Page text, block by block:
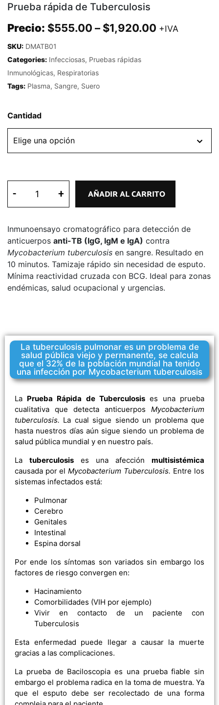
Prueba rápida de Tuberculosis
Precio: $555.00 – $1,920.00 +IVA
SKU: DMATB01
Categories: Infecciosas, Pruebas rápidas
Inmunológicas, Respiratorias
Tags: Plasma, Sangre, Suero
Cantidad
- + AÑADIR AL CARRITO
Inmunoensayo cromatográfico para detección de
anticuerpos anti-TB (IgG, IgM e IgA) contra
Mycobacterium tuberculosis en sangre. Resultado en
10 minutos. Tamizaje rápido sin necesidad de esputo.
Mínima reactividad cruzada con BCG. Ideal para zonas
endémicas, salud ocupacional y urgencias.
La tuberculosis pulmonar es un problema de
salud pública viejo y permanente, se calcula
que el 32% de la población mundial ha tenido
una infección por Mycobacterium tuberculosis
La Prueba Rápida de Tuberculosis es una prueba
cualitativa que detecta anticuerpos Mycobacterium
tuberculosis. La cual sigue siendo un problema que
hasta nuestros días aún sigue siendo un problema de
salud pública mundial y en nuestro país.
La tuberculosis es una afección multisistémica
causada por el Mycobacterium Tuberculosis. Entre los
sistemas infectados está:
Pulmonar
Cerebro
Genitales
Intestinal
Espina dorsal
Por ende los síntomas son variados sin embargo los
factores de riesgo convergen en:
Hacinamiento
Comorbilidades (VIH por ejemplo)
Vivir en contacto de un paciente con
Tuberculosis
Esta enfermedad puede llegar a causar la muerte
gracias a las complicaciones.
La prueba de Baciloscopia es una prueba fiable sin
embargo el problema radica en la toma de muestra. Ya
que el esputo debe ser recolectado de una forma